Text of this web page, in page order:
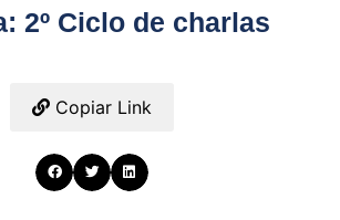
2º Ciclo de charlas
Copiar Link